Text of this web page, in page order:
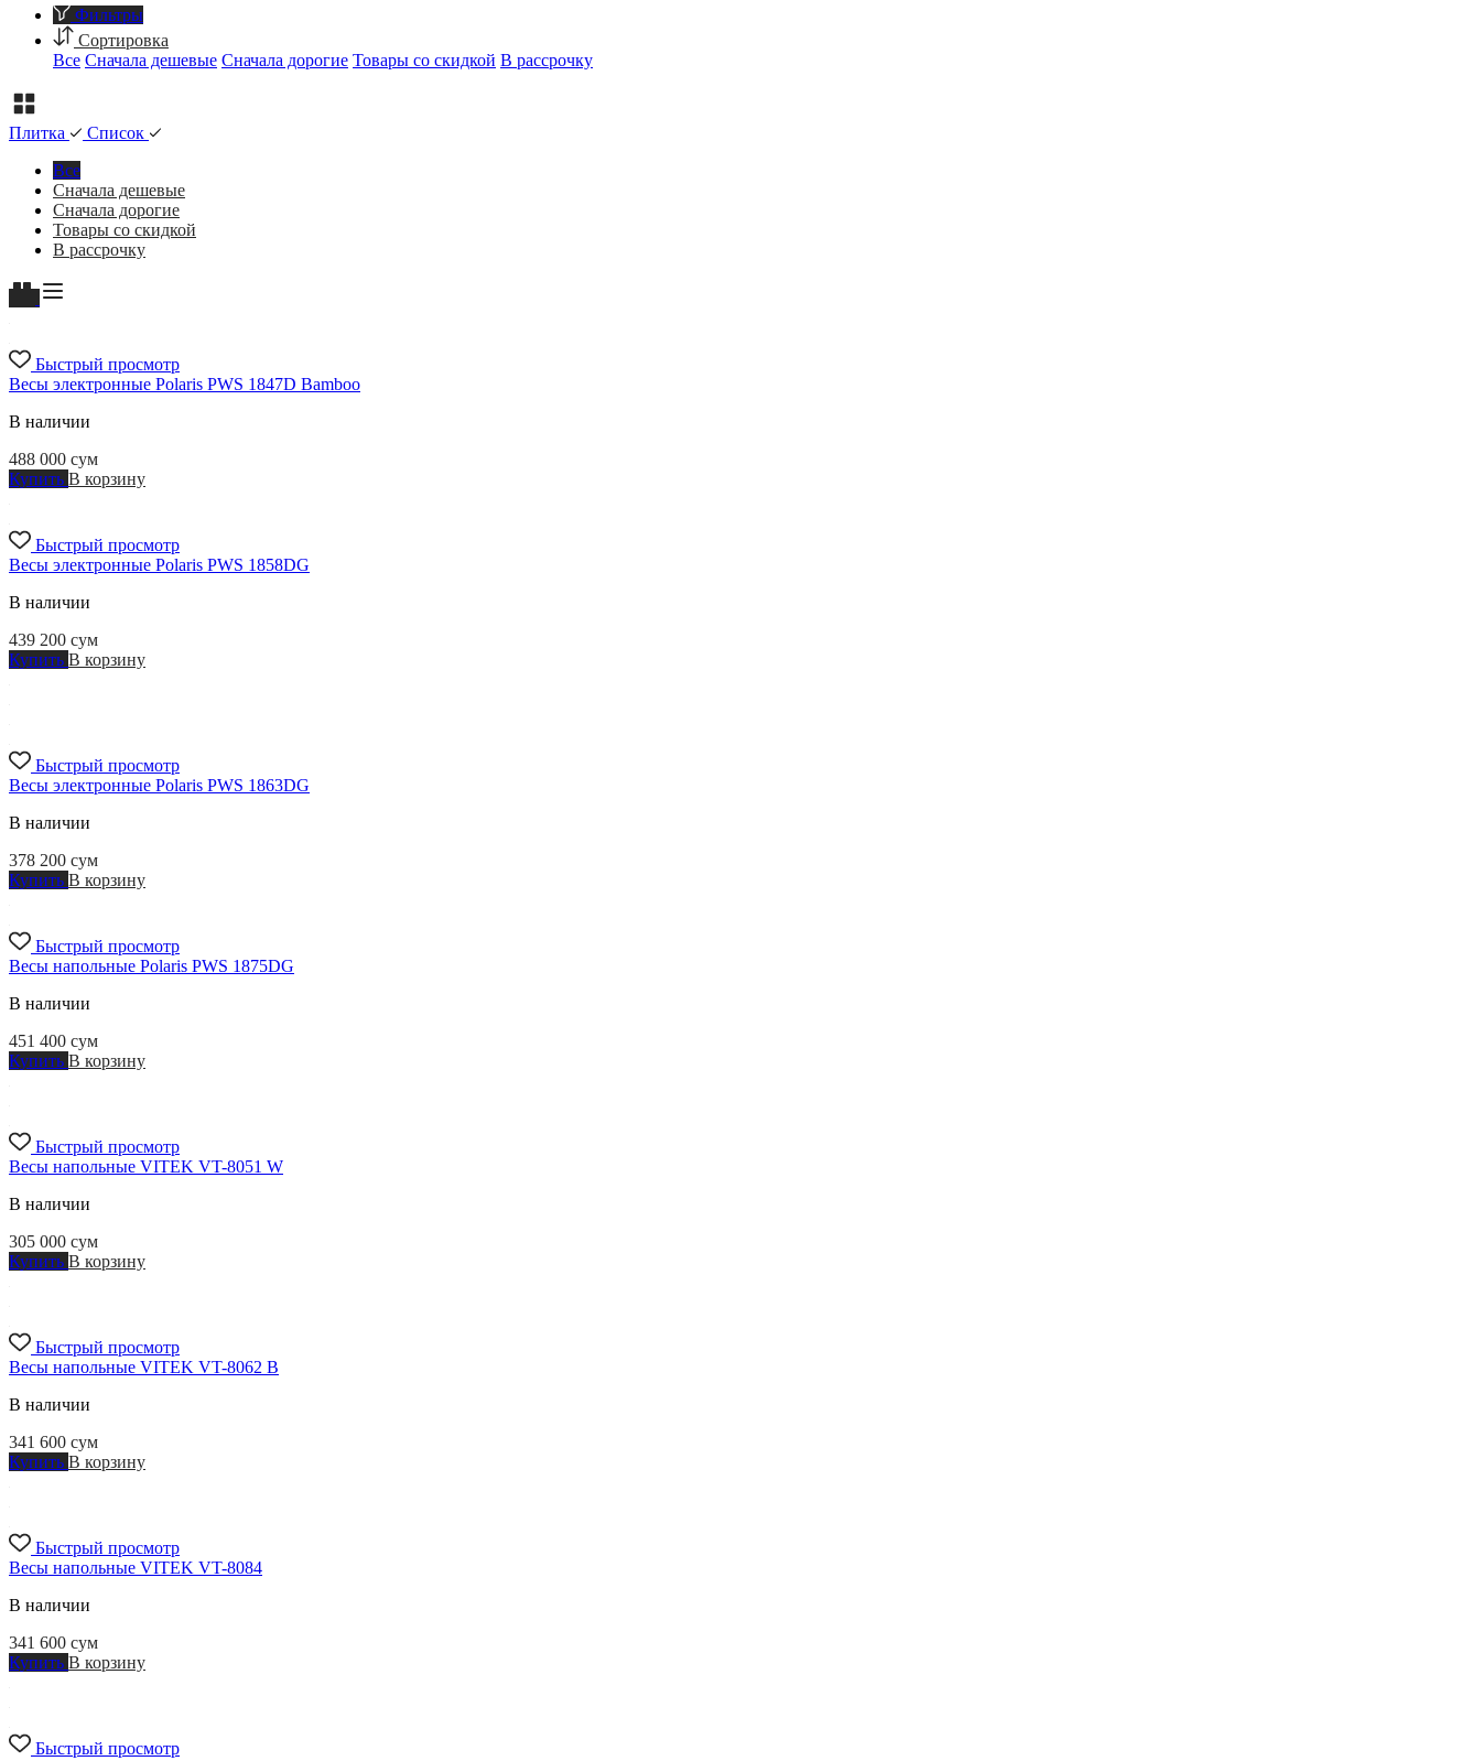
Фильтры
Сортировка
Все Сначала дешевые Сначала дорогие Товары со скидкой В рассрочку
Плитка
Список
Все
Сначала дешевые
Сначала дорогие
Товары со скидкой
В рассрочку
Быстрый просмотр
Весы электронные Polaris PWS 1847D Bamboo
В наличии
488 000 сум
Купить В корзину
Быстрый просмотр
Весы электронные Polaris PWS 1858DG
В наличии
439 200 сум
Купить В корзину
Быстрый просмотр
Весы электронные Polaris PWS 1863DG
В наличии
378 200 сум
Купить В корзину
Быстрый просмотр
Весы напольные Polaris PWS 1875DG
В наличии
451 400 сум
Купить В корзину
Быстрый просмотр
Весы напольные VITEK VT-8051 W
В наличии
305 000 сум
Купить В корзину
Быстрый просмотр
Весы напольные VITEK VT-8062 B
В наличии
341 600 сум
Купить В корзину
Быстрый просмотр
Весы напольные VITEK VT-8084
В наличии
341 600 сум
Купить В корзину
Быстрый просмотр